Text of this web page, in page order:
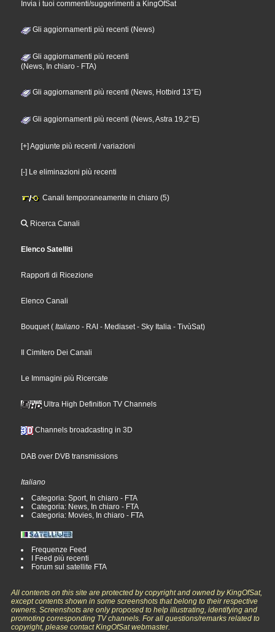
Invia i tuoi commenti/suggerimenti a KingOfSat
Gli aggiornamenti più recenti (News)
Gli aggiornamenti più recenti
(News, In chiaro - FTA)
Gli aggiornamenti più recenti (News, Hotbird 13°E)
Gli aggiornamenti più recenti (News, Astra 19,2°E)
[+] Aggiunte più recenti / variazioni
[-] Le eliminazioni più recenti
Canali temporaneamente in chiaro (5)
Ricerca Canali
Elenco Satelliti
Rapporti di Ricezione
Elenco Canali
Bouquet( Italiano - RAI - Mediaset- Sky Italia - TivùSat)
Il Cimitero Dei Canali
Le Immagini più Ricercate
Ultra High Definition TV Channels
Channels broadcasting in 3D
DAB over DVB transmissions
Italiano
Categoria: Sport, In chiaro - FTA
Categoria: News, In chiaro - FTA
Categoria: Movies, In chiaro - FTA
Frequenze Feed
I Feed più recenti
Forum sul satellite FTA
All contents on this site are protected by copyright and owned by KingOfSat,
except contents shown in some screenshots that belong to their respective
owners. Screenshots are only proposed to help illustrating, identifying and
promoting corresponding TV channels. For all questions/remarks related to
copyright, please contact KingOfSat webmaster.